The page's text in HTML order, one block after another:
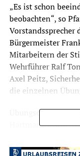
„Es ist schon
beobachten“, so
Vorstandssprecher
Bürgermeister
Mitarbeitern der
Wehrführer Ralf
Axel Peitz,
die einzelnen
Übungsobjekt war
Hartmannstraße.
Haus in